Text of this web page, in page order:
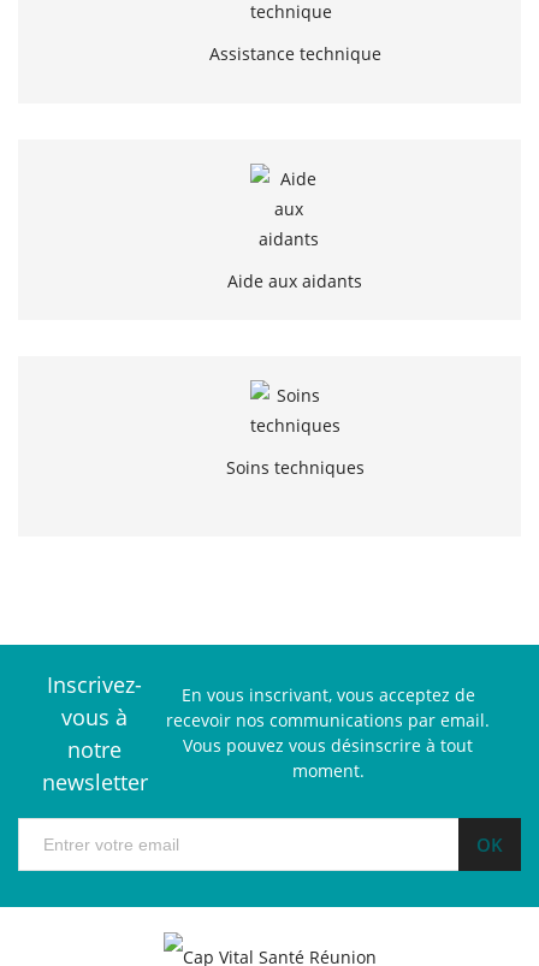
Assistance technique
Aide aux aidants
Soins techniques
Inscrivez-
vous à
notre
newsletter
En vous inscrivant, vous acceptez de
recevoir nos communications par email.
Vous pouvez vous désinscrire à tout
moment.